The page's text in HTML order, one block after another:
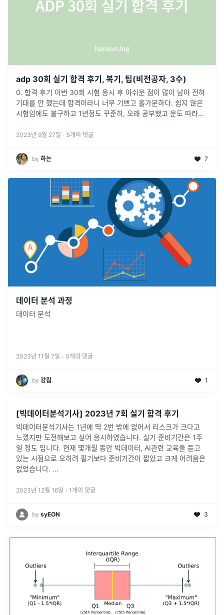
adp 30회 실기 합격 후기, 복기, 팁(비전공자, 3수)
0. 합격 후기 이번 30회 시험 응시 후 아쉬운 점이 많이 남아 전혀
기대를 안 했는데 합격이라니 너무 기쁘고 홀가분하다. 쉽지 않은
시험임에도 불구하고 1년정도 꾸준히, 오래 공부했고 운도 따라줘
통...
2023년 9월 27일 · 5개의 댓글
by 하는 7
데이터 분석 과정
데이터 분석
2023년 11월 7일 · 0개의 댓글
by 강림 1
[빅데이터분석기사] 2023년 7회 실기 합격 후기
빅데이터분석기사는 1년에 딱 2번 밖에 없어서 리스크가 크다고
느꼈지만 도전해보고 싶어 응시하였습니다. 실기 준비기간은 1주
일 정도 입니다. 현재 몇개월 동안 빅데이터, AI관련 교육을 듣고
있는 시점으로 오히려 필기보다 준비기간이 짧았고 크게 어려움은
없었습니다. ...
2023년 12월 16일 · 1 개의 댓글
by syEON 3